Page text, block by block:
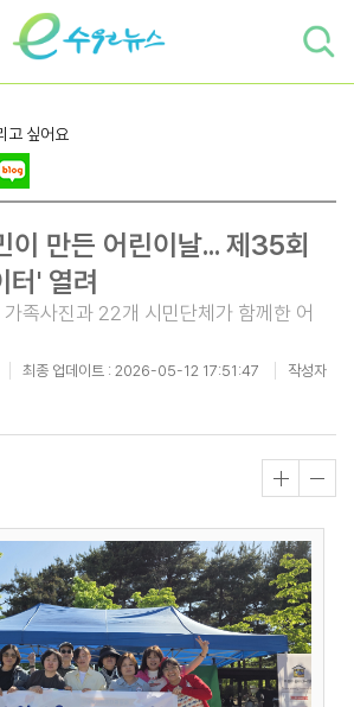
고 싶어요
이 만든 어린이날... 제35회
터' 열려
족사진과 22개 시민단체가 함께한 어
최종 업데이트 : 2026-05-12 17:51:47
작성자